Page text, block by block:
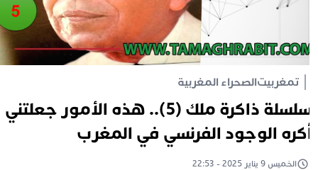
تمغربيتالصحراء المغربية
سلسلة ذاكرة ملك (5).. هذه الأمور جعلتني
الوجود الفرنسي في المغرب
الخميس 9 يناير 2025 - 22:53